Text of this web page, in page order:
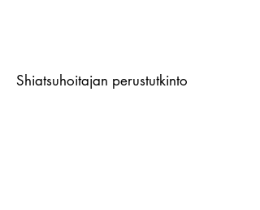
Shiatsuhoitajan perustutkinto